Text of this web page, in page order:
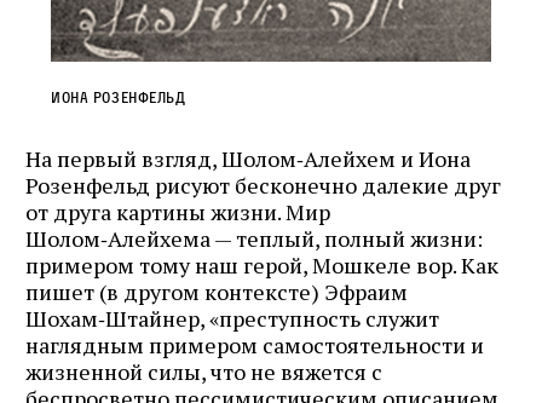
Иона Розенфельд
На первый взгляд, Шолом‑Алейхем и Иона
Розенфельд рисуют бесконечно далекие друг
от друга картины жизни. Мир
Шолом‑Алейхема — теплый, полный жизни:
примером тому наш герой, Мошкеле вор. Как
пишет (в другом контексте) Эфраим
Шохам‑Штайнер, «преступность служит
наглядным примером самостоятельности и
жизненной силы, что не вяжется с